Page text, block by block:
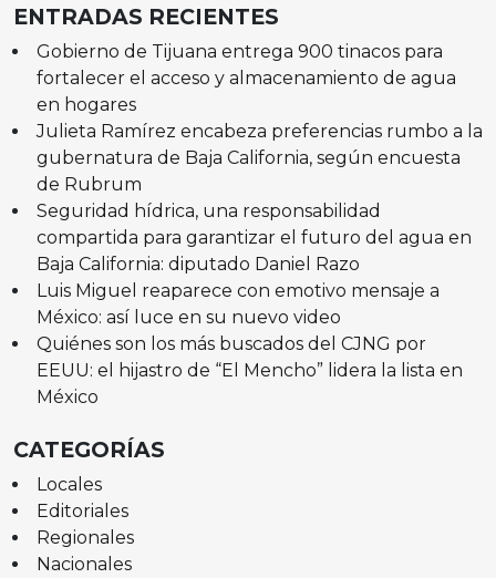
ENTRADAS RECIENTES
Gobierno de Tijuana entrega 900 tinacos para
fortalecer el acceso y almacenamiento de agua
en hogares
Julieta Ramírez encabeza preferencias rumbo a la
gubernatura de Baja California, según encuesta
de Rubrum
Seguridad hídrica, una responsabilidad
compartida para garantizar el futuro del agua en
Baja California: diputado Daniel Razo
Luis Miguel reaparece con emotivo mensaje a
México: así luce en su nuevo video
Quiénes son los más buscados del CJNG por
EEUU: el hijastro de “El Mencho” lidera la lista en
México
CATEGORÍAS
Locales
Editoriales
Regionales
Nacionales